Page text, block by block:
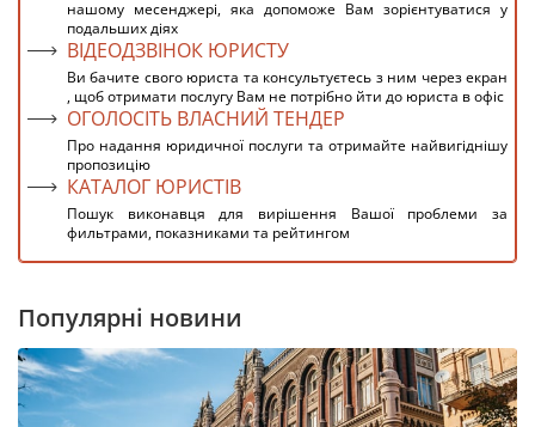
нашому месенджері, яка допоможе Вам зорієнтуватися у
подальших діях
ВІДЕОДЗВІНОК ЮРИСТУ
Ви бачите свого юриста та консультуєтесь з ним через екран
, щоб отримати послугу Вам не потрібно йти до юриста в офіс
ОГОЛОСІТЬ ВЛАСНИЙ ТЕНДЕР
Про надання юридичної послуги та отримайте найвигіднішу
пропозицію
КАТАЛОГ ЮРИСТІВ
Пошук виконавця для вирішення Вашої проблеми за
фильтрами, показниками та рейтингом
Популярні новини